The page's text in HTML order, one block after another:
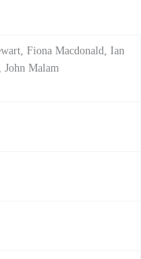
Fiona Macdonald, Ian
John Malam